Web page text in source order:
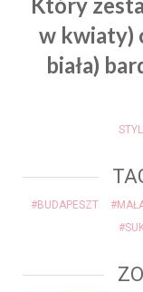
w kwiaty)
biała)
#BUDAPESZT